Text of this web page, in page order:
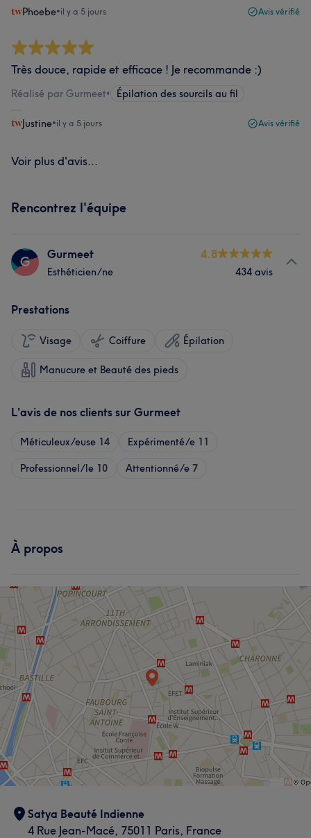
Phoebe•il y a 5 jours Avis vérifié
Très douce, rapide et efficace ! Je recommande :)
Réalisé par Gurmeet• Épilation des sourcils au fil
Justine•il y a 5 jours Avis vérifié
Voir plus d'avis...
Rencontrez l'équipe
G Gurmeet
Esthéticien/ne
4.8
434 avis
Prestations
Visage Coiffure Épilation
Manucure et Beauté des pieds
L'avis de nos clients sur Gurmeet
Méticuleux/euse 14 Expérimenté/e 11
Professionnel/le 10 Attentionné/e 7
À propos
Satya Beauté Indienne
4 Rue Jean-Macé, 75011 Paris, France